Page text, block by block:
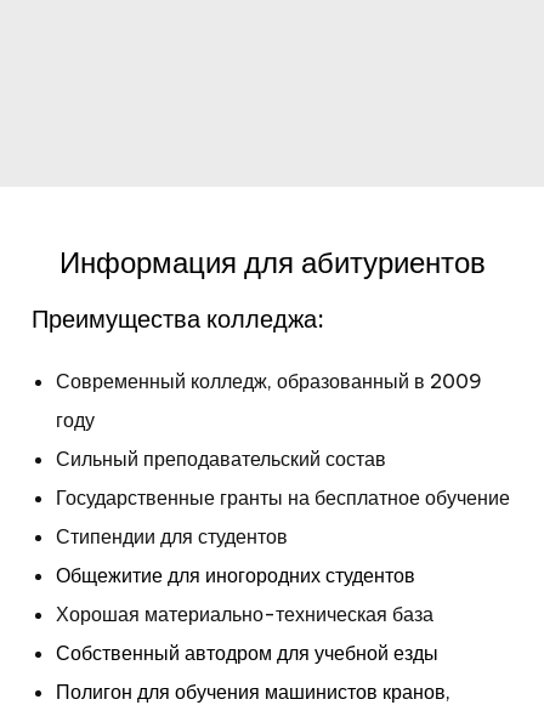
Информация для абитуриентов
Преимущества колледжа:
Современный колледж, образованный в 2009
году
Сильный преподавательский состав
Государственные гранты на бесплатное обучение
Стипендии для студентов
Общежитие для иногородних студентов
Хорошая материально-техническая база
Собственный автодром для учебной езды
Полигон для обучения машинистов кранов,